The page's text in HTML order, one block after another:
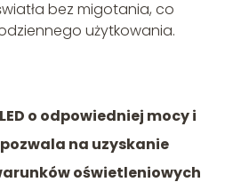
bez migotania, co
użytkowania.
o odpowiedniej mocy i
na uzyskanie
oświetleniowych